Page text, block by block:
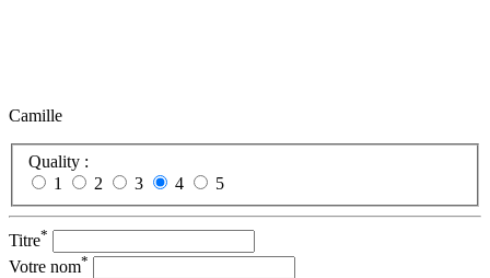
Camille
Quality :
1
2 3 4 5
Titre*
Votre nom*